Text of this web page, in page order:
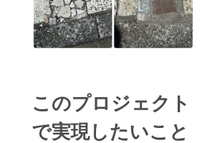
このプロジェクト
で実現したいこと